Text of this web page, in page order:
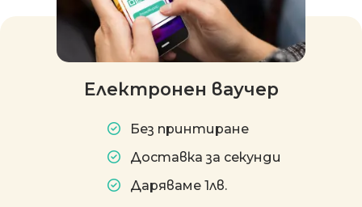
Електронен ваучер
Без принтиране
Доставка за секунди
Даряваме 1лв.